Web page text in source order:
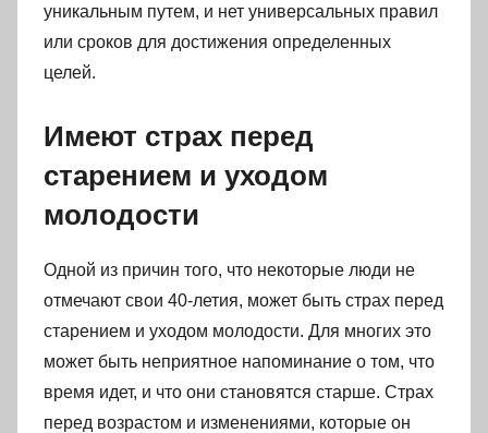
уникальным путем, и нет универсальных правил
или сроков для достижения определенных
целей.
Имеют страх перед
старением и уходом
молодости
Одной из причин того, что некоторые люди не
отмечают свои 40-летия, может быть страх перед
старением и уходом молодости. Для многих это
может быть неприятное напоминание о том, что
время идет, и что они становятся старше. Страх
перед возрастом и изменениями, которые он